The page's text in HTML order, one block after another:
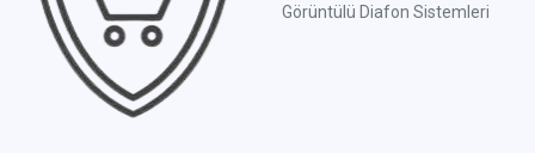
Görüntülü Diafon Sistemleri